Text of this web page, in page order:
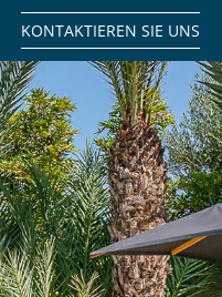
KONTAKTIEREN SIE UNS